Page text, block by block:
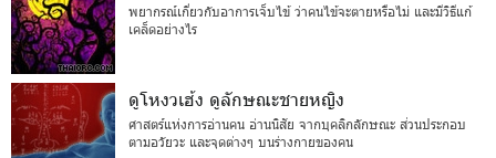
พยากรณ์เกี่ยวกับอาการเจ็บไข้ ว่าคนไข้จะตายหรือไม่ และมีวิธีแก้
เคล็ดอย่างไร
ดูโหงวเฮ้ง ดูลักษณะชายหญิง
ศาสตร์แห่งการอ่านคน อ่านนิสัย จากบุคลิกลักษณะ ส่วนประกอบ
ตามอวัยวะ และจุดต่างๆ บนร่างกายของคน